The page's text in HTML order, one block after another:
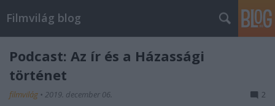
Filmvilág blog
Podcast: Az ír és a Házassági
történet
filmvilág • 2019. december 06. 2